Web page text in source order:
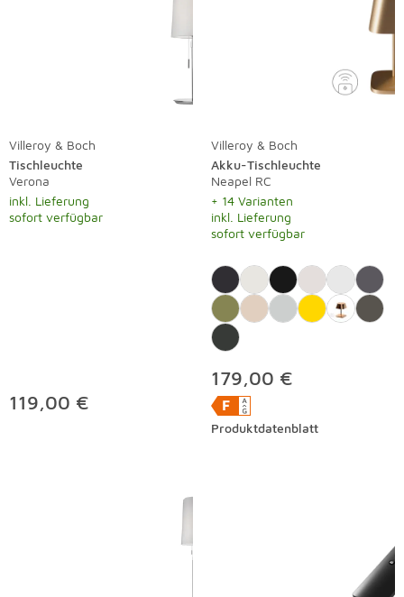
Villeroy & Boch
Tischleuchte
Verona
inkl. Lieferung
sofort verfügbar
119,00 €
Villeroy & Boch
Akku-Tischleuchte
Neapel RC
+ 14 Varianten
inkl. Lieferung
sofort verfügbar
179,00 €
Produktdatenblatt